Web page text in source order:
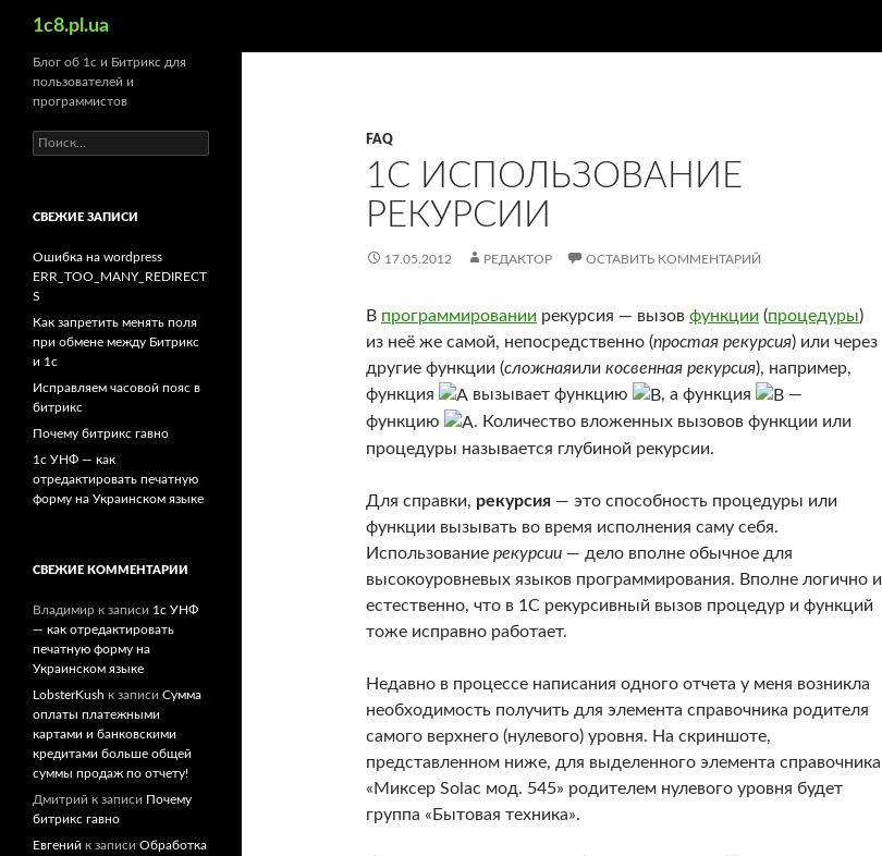
1c8.pl.ua
FAQ
1C ИСПОЛЬЗОВАНИЕ
РЕКУРСИИ
17.05.2012 РЕДАКТОР ОСТАВИТЬ КОММЕНТАРИЙ
В программировании рекурсия — вызов функции (процедуры)
из неё же самой, непосредственно (простая рекурсия) или через
другие функции (сложнаяили косвенная рекурсия), например,
функция
вызывает функцию , а функция
—
функцию
. Количество вложенных вызовов функции или
процедуры называется глубиной рекурсии.
Для справки, рекурсия — это способность процедуры или
функции вызывать во время исполнения саму себя.
Использование рекурсии — дело вполне обычное для
высокоуровневых языков программирования. Вполне логично и
естественно, что в 1С рекурсивный вызов процедур и функций
тоже исправно работает.
Недавно в процессе написания одного отчета у меня возникла
необходимость получить для элемента справочника родителя
самого верхнего (нулевого) уровня. На скриншоте,
представленном ниже, для выделенного элемента справочника
«Миксер Sоlас мод. 545» родителем нулевого уровня будет
группа «Бытовая техника».
Блог об 1с и Битрикс для
пользователей и
программистов
Найти:
СВЕЖИЕ ЗАПИСИ
Ошибка на wordpress
ERR_TOO_MANY_REDIRECT
S
Как запретить менять поля
при обмене между Битрикс
и 1с
Исправляем часовой пояс в
битрикс
Почему битрикс гавно
1c УНФ — как
отредактировать печатную
форму на Украинском языке
СВЕЖИЕ КОММЕНТАРИИ
Владимир к записи 1c УНФ
— как отредактировать
печатную форму на
Украинском языке
LobsterKush к записи Сумма
оплаты платежными
картами и банковскими
кредитами больше общей
суммы продаж по отчету!
Дмитрий к записи Почему
битрикс гавно
Евгений к записи Обработка